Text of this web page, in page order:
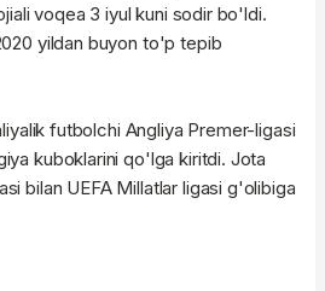
voqea 3 iyul kuni sodir bo'ldi.
yildan buyon to'p tepib
futbolchi Angliya Premer-ligasi
kuboklarini qo'lga kiritdi. Jota
bilan UEFA Millatlar ligasi g'olibiga